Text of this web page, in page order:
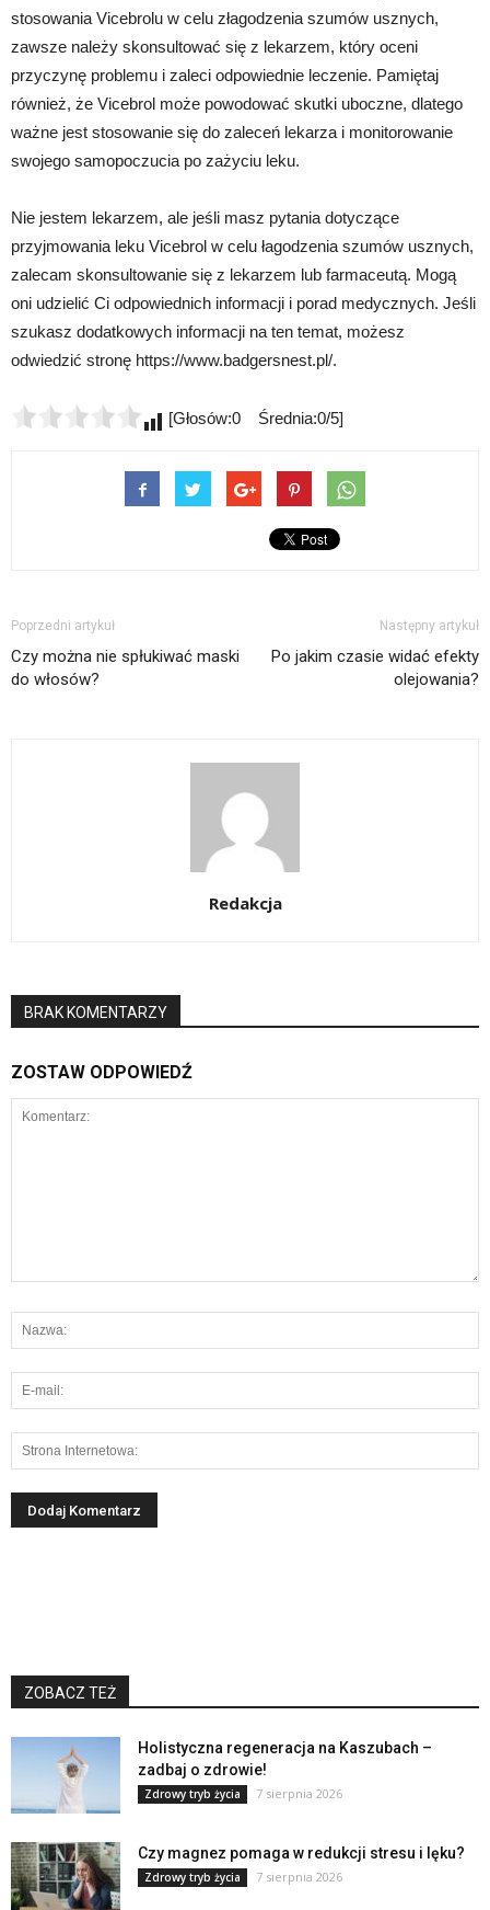
stosowania Vicebrolu w celu złagodzenia szumów usznych,
zawsze należy skonsultować się z lekarzem, który oceni
przyczynę problemu i zaleci odpowiednie leczenie. Pamiętaj
również, że Vicebrol może powodować skutki uboczne, dlatego
ważne jest stosowanie się do zaleceń lekarza i monitorowanie
swojego samopoczucia po zażyciu leku.
Nie jestem lekarzem, ale jeśli masz pytania dotyczące
przyjmowania leku Vicebrol w celu łagodzenia szumów usznych,
zalecam skonsultowanie się z lekarzem lub farmaceutą. Mogą
oni udzielić Ci odpowiednich informacji i porad medycznych. Jeśli
szukasz dodatkowych informacji na ten temat, możesz
odwiedzić stronę https://www.badgersnest.pl/.
[Głosów:0 Średnia:0/5]
Poprzedni artykuł
Czy można nie spłukiwać maski
do włosów?
Następny artykuł
Po jakim czasie widać efekty
olejowania?
Redakcja
BRAK KOMENTARZY
ZOSTAW ODPOWIEDŹ
ZOBACZ TEŻ
Holistyczna regeneracja na Kaszubach –
zadbaj o zdrowie!
Zdrowy tryb życia 7 sierpnia 2026
Czy magnez pomaga w redukcji stresu i lęku?
Zdrowy tryb życia 7 sierpnia 2026